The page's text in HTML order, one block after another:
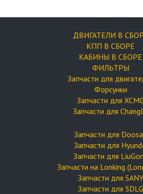
ДВИГАТЕЛИ В
КПП В СБОРЕ
КАБИНЫ В СБОРЕ
ФИЛЬТРЫ
Запчасти для
Форсунки
Запчасти для
Запчасти для
Запчасти для
Запчасти для
Запчасти для
Запчасти на Lonking
Запчасти для SANY
Запчасти для SDLG